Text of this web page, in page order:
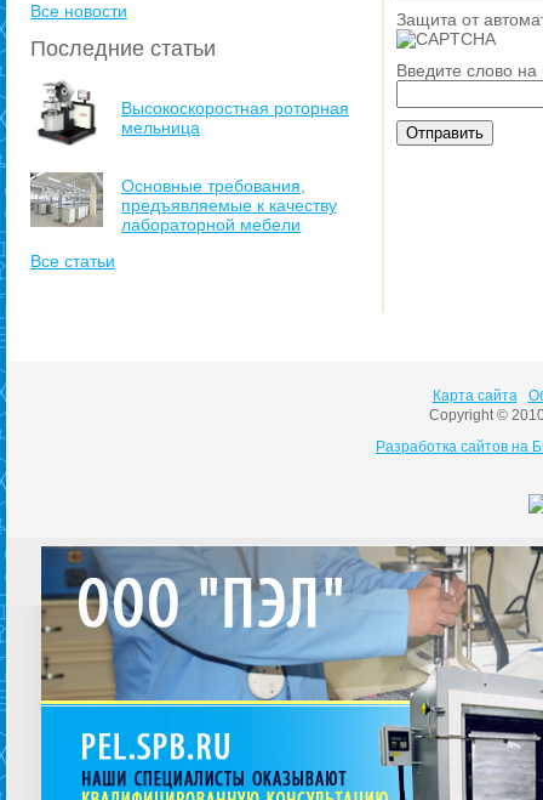
Все новости
Последние статьи
Высокоскоростная роторная
мельница
Основные требования,
предъявляемые к качеству
лабораторной мебели
Все статьи
Защита от
Введите слово на
Карта сайта
Copyright ©
Разработка сайтов на